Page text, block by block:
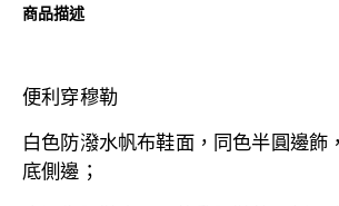
商品描述
便利穿穆勒
白色防潑水帆布鞋面，同色半圓邊飾
底側邊；